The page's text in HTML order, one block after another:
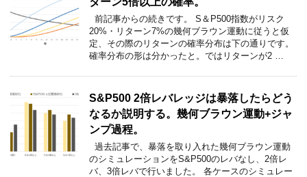
前記事からの続きです。 S＆P500指数がリスク
20%・リターン7%の幾何ブラウン運動に従うと仮
定、その際のリターンの確率分布は下の通りです。
確率分布の形は分かったと。ではリターンが2 …
S&P500 2倍レバレッジは暴落したらどう
なるか説明する。幾何ブラウン運動+ジャ
ンプ過程。
過去記事で、暴落を取り入れた幾何ブラウン運動
のシミュレーションをS&P500のレバなし、2倍レ
バ、3倍レバで行いました。 各ケースのシミュレー